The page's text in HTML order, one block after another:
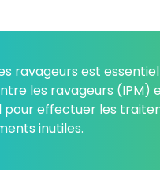
ravageurs est
les ravageurs (IPM)
effectuer les
inutiles.